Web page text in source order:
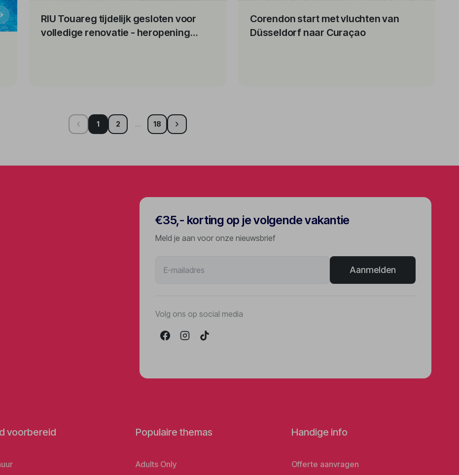
RIU Touareg tijdelijk gesloten voor
volledige renovatie - heropening
Corendon start met vluchten van
Düsseldorf naar Curaçao
1 2 … 18
€35,- korting op je volgende vakantie
Meld je aan voor onze nieuwsbrief
Aanmelden
Volg ons op social media
voorbereid Populaire themas
Adults Only
Handige info
Offerte aanvragen